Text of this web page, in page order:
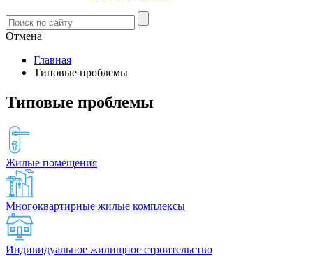
Отмена
Главная
Типовые проблемы
Типовые проблемы
Жилые помещения
Многоквартирные жилые комплексы
Индивидуальное жилищное строительство